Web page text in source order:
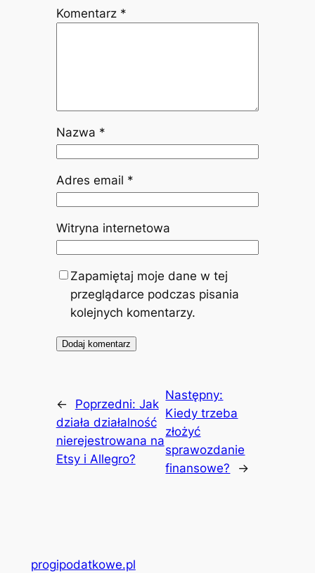
Komentarz *
Nazwa *
Adres email *
Witryna internetowa
Zapamiętaj moje dane w tej
przeglądarce podczas pisania
kolejnych komentarzy.
← Poprzedni: Jak
działa działalność
nierejestrowana na
Etsy i Allegro?
Następny:
Kiedy trzeba
złożyć
sprawozdanie
finansowe?
→
progipodatkowe.pl